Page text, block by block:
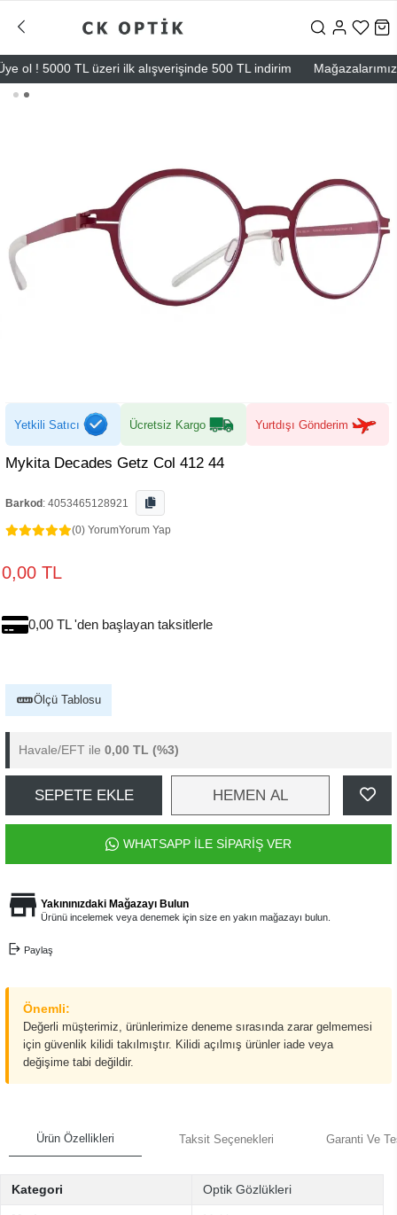
ol ! 5000 TL üzeri ilk alışverişinde 500 TL indirim Mağazalarımız
Yetkili Satıcı Ücretsiz Kargo Yurtdışı Gönderim
Mykita Decades Getz Col 412 44
Barkod : 4053465128921
(0) YorumYorum Yap
0,00 TL
0,00 TL 'den başlayan taksitlerle
Ölçü Tablosu
Havale/EFT ile 0,00 TL (%3)
SEPETE EKLE HEMEN AL
WHATSAPP İLE SİPARİŞ VER
Yakınınızdaki Mağazayı Bulun
Ürünü incelemek veya denemek için size en yakın mağazayı bulun.
Paylaş
Önemli:
Değerli müşterimiz, ürünlerimize deneme sırasında zarar gelmemesi
için güvenlik kilidi takılmıştır. Kilidi açılmış ürünler iade veya
değişime tabi değildir.
Ürün Özellikleri Taksit Seçenekleri Garanti Ve
Kategori Optik Gözlükleri